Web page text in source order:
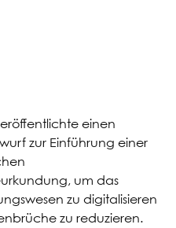
einen
zur Einführung einer
um das
zu digitalisieren
zu reduzieren.